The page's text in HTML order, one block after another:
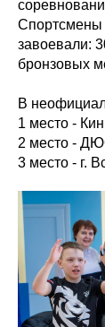
Спортсмены
завоевали:
бронзовых
В
1 место -
2 место -
3 место - г.